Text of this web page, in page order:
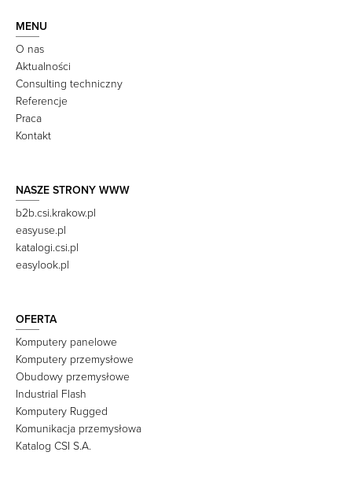
MENU
O nas
Aktualności
Consulting techniczny
Referencje
Praca
Kontakt
NASZE STRONY WWW
b2b.csi.krakow.pl
easyuse.pl
katalogi.csi.pl
easylook.pl
OFERTA
Komputery panelowe
Komputery przemysłowe
Obudowy przemysłowe
Industrial Flash
Komputery Rugged
Komunikacja przemysłowa
Katalog CSI S.A.